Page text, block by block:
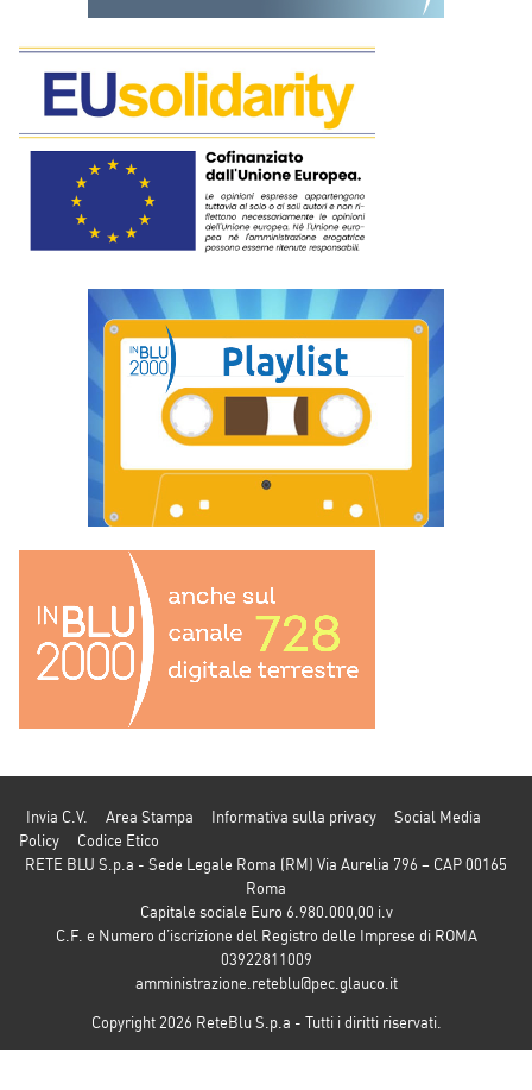
Invia C.V. Area Stampa Informativa sulla privacy
Social Media
Policy
Codice Etico
RETE BLU S.p.a - Sede Legale Roma (RM) Via Aurelia 796 – CAP 00165
Roma
Capitale sociale Euro 6.980.000,00 i.v
C.F. e Numero d’iscrizione del Registro delle Imprese di ROMA
03922811009
amministrazione.reteblu@pec.glauco.it
Copyright 2026 ReteBlu S.p.a - Tutti i diritti riservati.